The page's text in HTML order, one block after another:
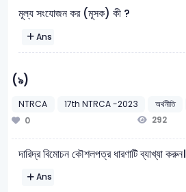
মূল্য সংযোজন কর (মূসক) কী ?
Ans
(৯)
NTRCA 17th NTRCA -2023 অর্থনীতি
0
292
দারিদ্র বিমোচন কৌশলপত্র ধারণাটি ব্যাখ্যা করুন।
Ans